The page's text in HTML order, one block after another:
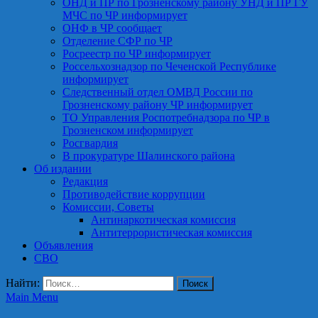
ОНД и ПР по Грозненскому району УНД и ПР ГУ
МЧС по ЧР информирует
ОНФ в ЧР сообщает
Отделение СФР по ЧР
Росреестр по ЧР информирует
Россельхознадзор по Чеченской Республике
информирует
Следственный отдел ОМВД России по
Грозненскому району ЧР информирует
ТО Управления Роспотребнадзора по ЧР в
Грозненском информирует
Росгвардия
В прокуратуре Шалинского района
Об издании
Редакция
Противодействие коррупции
Комиссии, Советы
Антинаркотическая комиссия
Антитеррористическая комиссия
Объявления
СВО
Найти:
Main Menu